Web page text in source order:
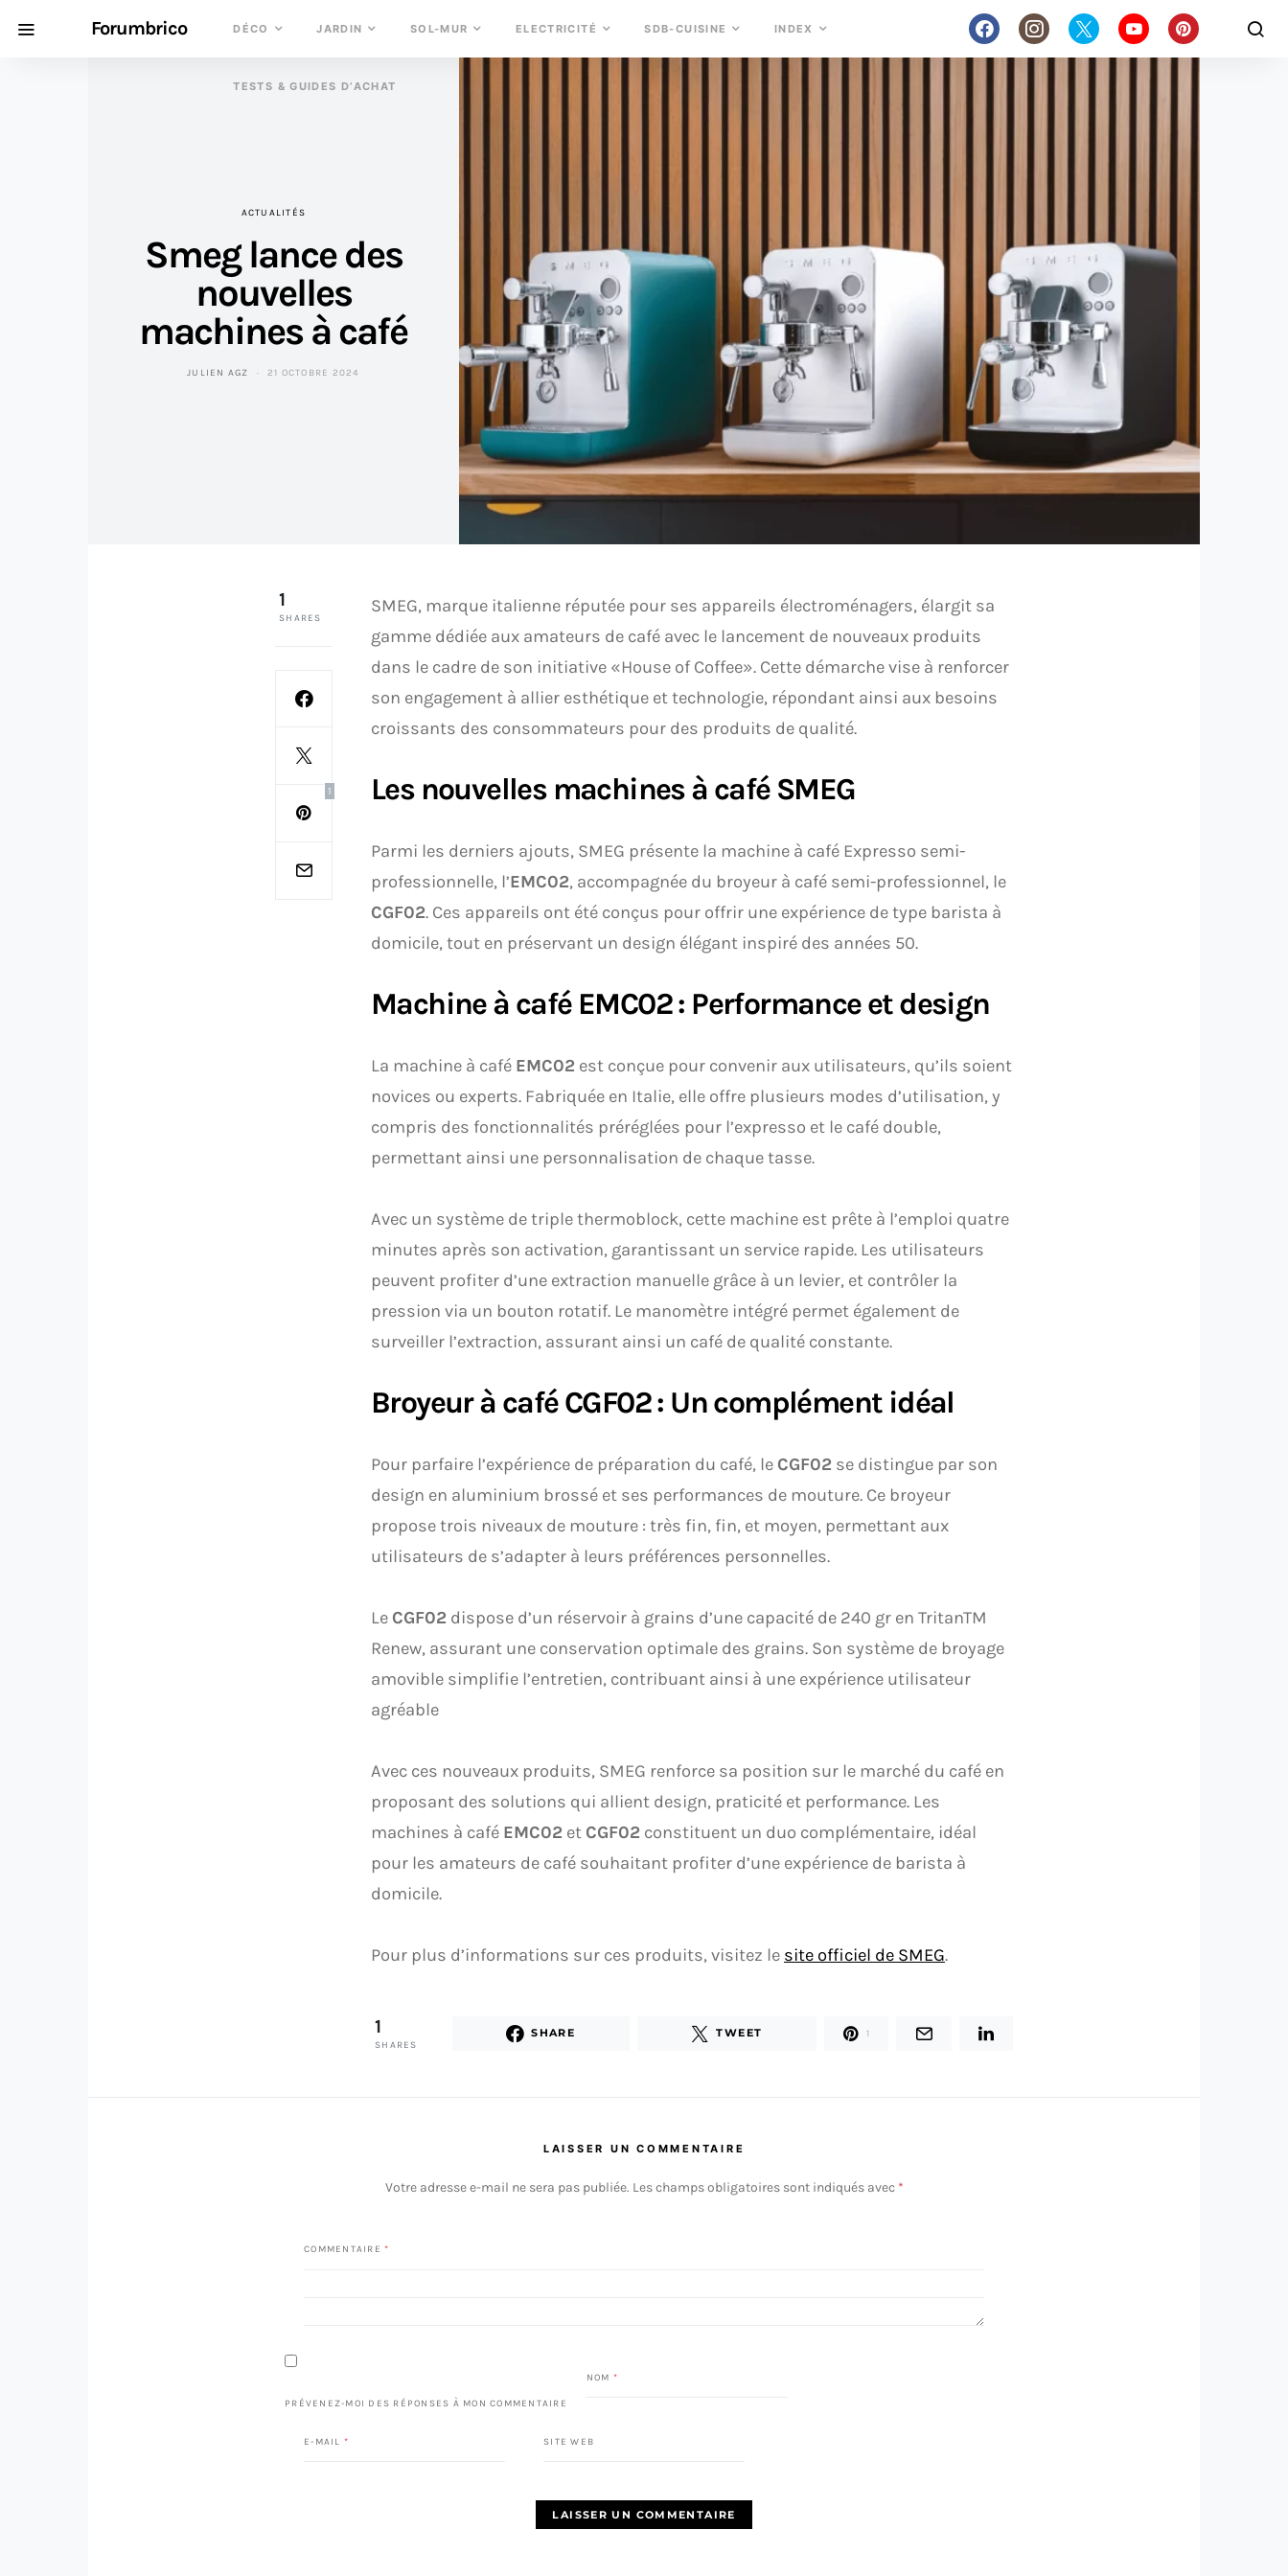
Forumbrico DÉCO JARDIN SOL-MUR ELECTRICITÉ SDB-CUISINE INDEX
TESTS & GUIDES D’ACHAT
ACTUALITÉS
Smeg lance des
nouvelles
machines à café
JULIEN AGZ 21 OCTOBRE 2024
1
SHARES
1
SMEG, marque italienne réputée pour ses appareils électroménagers, élargit sa
gamme dédiée aux amateurs de café avec le lancement de nouveaux produits
dans le cadre de son initiative «House of Coffee». Cette démarche vise à renforcer
son engagement à allier esthétique et technologie, répondant ainsi aux besoins
croissants des consommateurs pour des produits de qualité.
Les nouvelles machines à café SMEG
Parmi les derniers ajouts, SMEG présente la machine à café Expresso semi-
professionnelle, l’EMC02, accompagnée du broyeur à café semi-professionnel, le
CGF02. Ces appareils ont été conçus pour offrir une expérience de type barista à
domicile, tout en préservant un design élégant inspiré des années 50.
Machine à café EMC02 : Performance et design
La machine à café EMC02 est conçue pour convenir aux utilisateurs, qu’ils soient
novices ou experts. Fabriquée en Italie, elle offre plusieurs modes d’utilisation, y
compris des fonctionnalités préréglées pour l’expresso et le café double,
permettant ainsi une personnalisation de chaque tasse.
Avec un système de triple thermoblock, cette machine est prête à l’emploi quatre
minutes après son activation, garantissant un service rapide. Les utilisateurs
peuvent profiter d’une extraction manuelle grâce à un levier, et contrôler la
pression via un bouton rotatif. Le manomètre intégré permet également de
surveiller l’extraction, assurant ainsi un café de qualité constante.
Broyeur à café CGF02 : Un complément idéal
Pour parfaire l’expérience de préparation du café, le CGF02 se distingue par son
design en aluminium brossé et ses performances de mouture. Ce broyeur
propose trois niveaux de mouture : très fin, fin, et moyen, permettant aux
utilisateurs de s’adapter à leurs préférences personnelles.
Le CGF02 dispose d’un réservoir à grains d’une capacité de 240 gr en TritanTM
Renew, assurant une conservation optimale des grains. Son système de broyage
amovible simplifie l’entretien, contribuant ainsi à une expérience utilisateur
agréable
Avec ces nouveaux produits, SMEG renforce sa position sur le marché du café en
proposant des solutions qui allient design, praticité et performance. Les
machines à café EMC02 et CGF02 constituent un duo complémentaire, idéal
pour les amateurs de café souhaitant profiter d’une expérience de barista à
domicile.
Pour plus d’informations sur ces produits, visitez le site officiel de SMEG.
1
SHARES
SHARE TWEET 1
LAISSER UN COMMENTAIRE
Votre adresse e-mail ne sera pas publiée. Les champs obligatoires sont indiqués avec *
COMMENTAIRE *
PRÉVENEZ-MOI DES RÉPONSES À MON COMMENTAIRE
NOM *
E-MAIL * SITE WEB